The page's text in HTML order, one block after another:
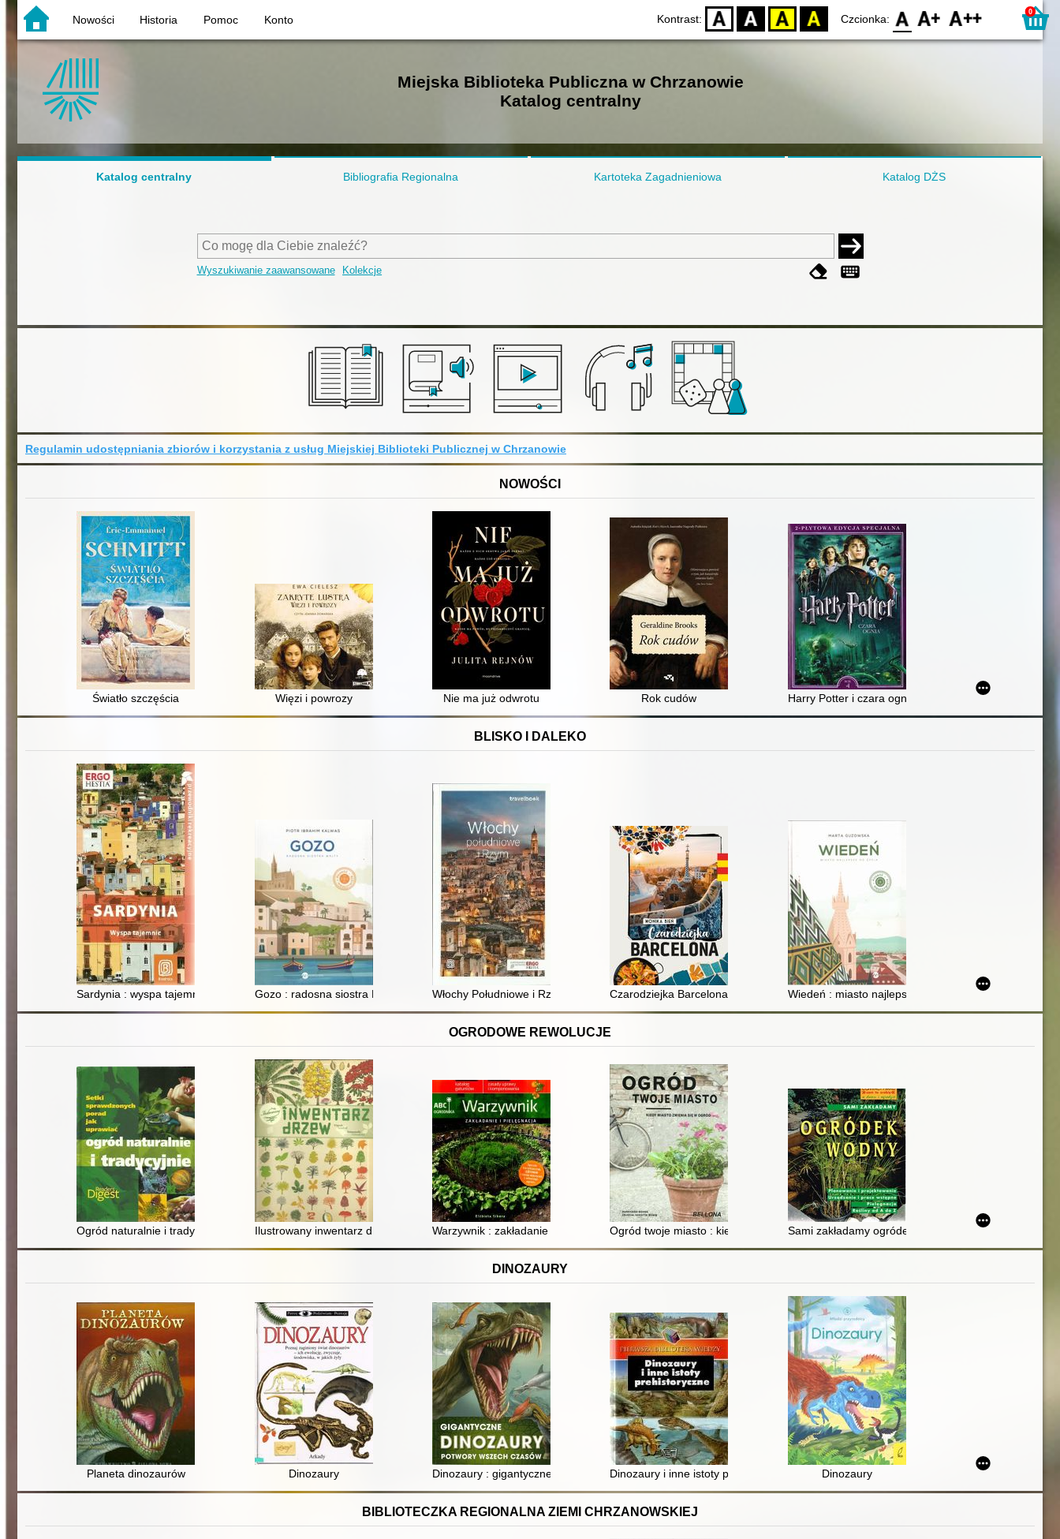
Nowości Historia Pomoc Konto Kontrast: D BW YB BY Czcionka: F0 F1 F2 0
Miejska Biblioteka Publiczna w Chrzanowie
Katalog centralny
Katalog centralny Bibliografia Regionalna Kartoteka Zagadnieniowa Katalog DŻS
Wyszukiwanie zaawansowane Kolekcje
Regulamin udostępniania zbiorów i korzystania z usług Miejskiej Biblioteki Publicznej w Chrzanowie
NOWOŚCI
Światło szczęścia Więzi i powrozy Nie ma już odwrotu Rok cudów Harry Potter i czara ognia. Rok 4
BLISKO I DALEKO
Sardynia : wyspa tajemnic Gozo : radosna siostra Malty Włochy Południowe i Rzym Czarodziejka Barcelona Wiedeń : miasto najlepsze do życia
OGRODOWE REWOLUCJE
Ogród naturalnie i tradycyjnie Ilustrowany inwentarz drzew Warzywnik : zakładanie i pielęgnacjaOgród twoje miasto : kiedy miasto zmieni się w ogród
Sami zakładamy ogródek wodny
DINOZAURY
Planeta dinozaurów Dinozaury Dinozaury : gigantyczne potwory wszech czasówDinozaury i inne istoty prehistoryczne Dinozaury
BIBLIOTECZKA REGIONALNA ZIEMI CHRZANOWSKIEJ